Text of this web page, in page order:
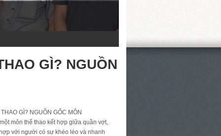
GÌ? NGUỒN
GÌ? NGUỒN GỐC MÔN
môn thể thao kết hợp giữa quần vợt,
với người có sự khéo léo và nhanh